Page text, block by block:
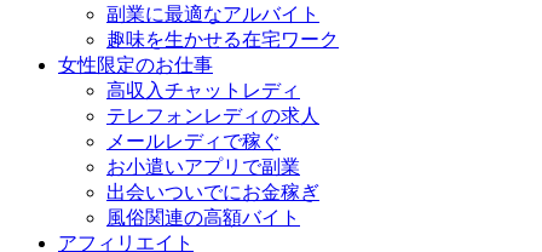
副業に最適なアルバイト
趣味を生かせる在宅ワーク
女性限定のお仕事
高収入チャットレディ
テレフォンレディの求人
メールレディで稼ぐ
お小遣いアプリで副業
出会いついでにお金稼ぎ
風俗関連の高額バイト
アフィリエイト